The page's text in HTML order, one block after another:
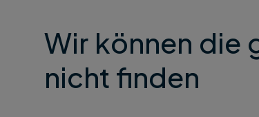
Wir können die
nicht finden